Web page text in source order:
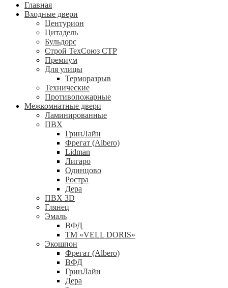
Главная
Входные двери
Центурион
Цитадель
Бульдорс
Строй ТехСоюз СТР
Премиум
Для улицы
Терморазрыв
Технические
Противопожарные
Межкомнатные двери
Ламинированные
ПВХ
ГринЛайн
Фрегат (Albero)
Lidman
Лигаро
Одинцово
Ростра
Дера
ПВХ 3D
Глянец
Эмаль
ВФД
ТМ «VELL DORIS»
Экошпон
Фрегат (Albero)
ВФД
ГринЛайн
Дера